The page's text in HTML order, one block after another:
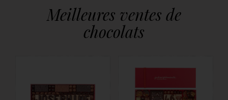
Meilleures ventes de
chocolats